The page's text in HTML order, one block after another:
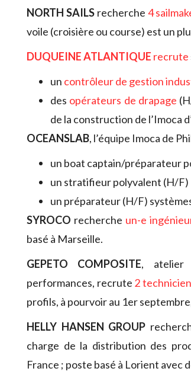
NORTH SAILSrecherche 4
voile (croisière ou course) est un
DUQUEINE ATLANTIQUE recrute
un contrôleur de gestion
des opérateurs de drapage
de la construction de l’Imoca
OCEANSLAB, l’équipe Imoca de
un boat captain/préparateur
un stratifieur polyvalent (H/F)
un préparateur (H/F)
SYROCO recherche un-e
basé à Marseille.
GEPETO COMPOSITE, atelier
performances, recrute 2
profils, à pourvoir au 1er
HELLY HANSEN GROUP
charge de la distribution des
France ; poste basé à Lorient avec